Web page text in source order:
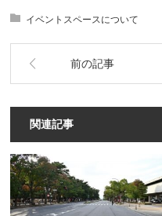
イベントスペースについて
前の記事
関連記事